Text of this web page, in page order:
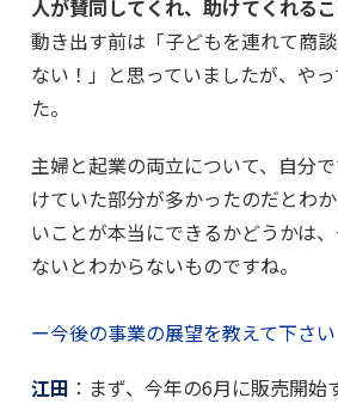
人が賛同してくれ、助けてくれる
動き出す前は「子どもを連れて商
ない！」と思っていましたが、や
た。
主婦と起業の両立について、自分
けていた部分が多かったのだとわ
いことが本当にできるかどうかは
ないとわからないものですね。
ー今後の事業の展望を教えて下さい
江田 ：まず、今年の6月に販売開始